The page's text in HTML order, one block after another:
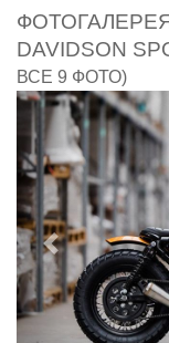
ФОТОГАЛЕРЕЯ
DAVIDSON
ВСЕ 9 ФОТО)
Предыдущий